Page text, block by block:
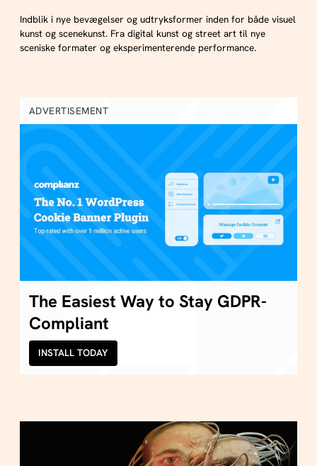
Indblik i nye bevægelser og udtryksformer inden for både visuel
kunst og scenekunst. Fra digital kunst og street art til nye
sceniske formater og eksperimenterende performance.
ADVERTISEMENT
The Easiest Way to Stay GDPR-
Compliant
INSTALL TODAY